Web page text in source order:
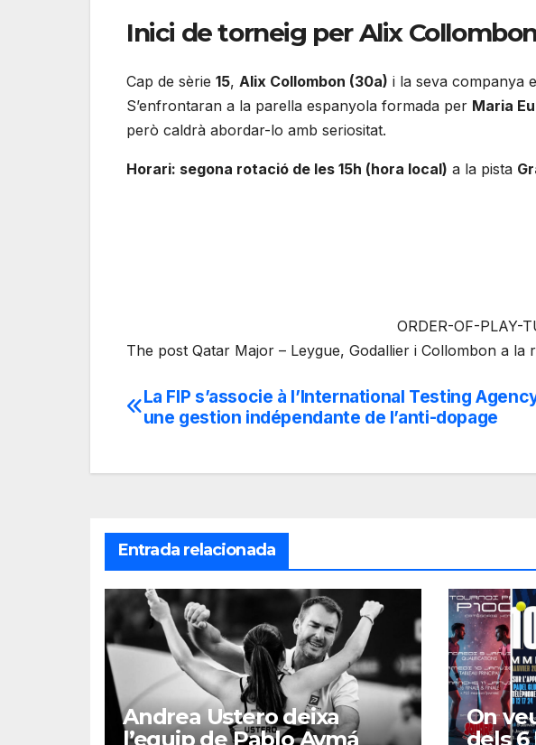
Inici de torneig per Alix
Cap de sèrie 15, Alix Collombon (30a) i la seva companya
S’enfrontaran a la parella espanyola formada per Maria
però caldrà abordar-lo amb seriositat.
Horari: segona rotació de les 15h (hora local) a la pista
ORDER-OF-PLAY-
The post Qatar Major – Leygue, Godallier i Collombon a
Navegación
entradas
La FIP s’associe à l’International Testing
une gestion indépendante de l’anti-dopage
Entrada relacionada
Andrea Ustero deixa
l’equip de Pablo Aymá
On
dels 6